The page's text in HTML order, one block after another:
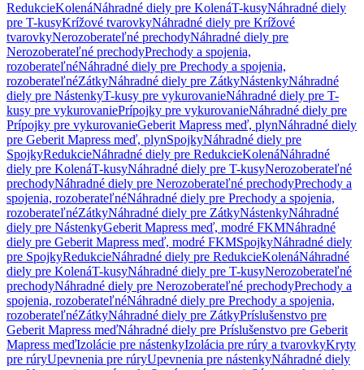
RedukcieKolenáNáhradné diely pre KolenáT-kusyNáhradné diely
pre T-kusyKrížové tvarovkyNáhradné diely pre Krížové
tvarovkyNerozoberateľné prechodyNáhradné diely pre
Nerozoberateľné prechodyPrechody a spojenia,
rozoberateľnéNáhradné diely pre Prechody a spojenia,
rozoberateľnéZátkyNáhradné diely pre ZátkyNástenkyNáhradné
diely pre NástenkyT-kusy pre vykurovanieNáhradné diely pre T-
kusy pre vykurovaniePrípojky pre vykurovanieNáhradné diely pre
Prípojky pre vykurovanieGeberit Mapress meď, plynNáhradné diely
pre Geberit Mapress meď, plynSpojkyNáhradné diely pre
SpojkyRedukcieNáhradné diely pre RedukcieKolenáNáhradné
diely pre KolenáT-kusyNáhradné diely pre T-kusyNerozoberateľné
prechodyNáhradné diely pre Nerozoberateľné prechodyPrechody a
spojenia, rozoberateľnéNáhradné diely pre Prechody a spojenia,
rozoberateľnéZátkyNáhradné diely pre ZátkyNástenkyNáhradné
diely pre NástenkyGeberit Mapress meď, modré FKMNáhradné
diely pre Geberit Mapress meď, modré FKMSpojkyNáhradné diely
pre SpojkyRedukcieNáhradné diely pre RedukcieKolenáNáhradné
diely pre KolenáT-kusyNáhradné diely pre T-kusyNerozoberateľné
prechodyNáhradné diely pre Nerozoberateľné prechodyPrechody a
spojenia, rozoberateľnéNáhradné diely pre Prechody a spojenia,
rozoberateľnéZátkyNáhradné diely pre ZátkyPríslušenstvo pre
Geberit Mapress meďNáhradné diely pre Príslušenstvo pre Geberit
Mapress meďIzolácie pre nástenkyIzolácia pre rúry a tvarovkyKryty
pre rúryUpevnenia pre rúryUpevnenia pre nástenkyNáhradné diely